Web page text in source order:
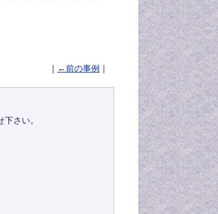
｜ ←前の事例 ｜
さい。